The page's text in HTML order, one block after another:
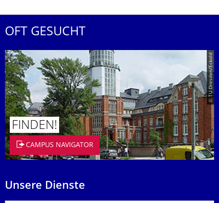
OFT GESUCHT
© TU Dresden/Eckold
FINDEN!
CAMPUS NAVIGATOR
Unsere Dienste